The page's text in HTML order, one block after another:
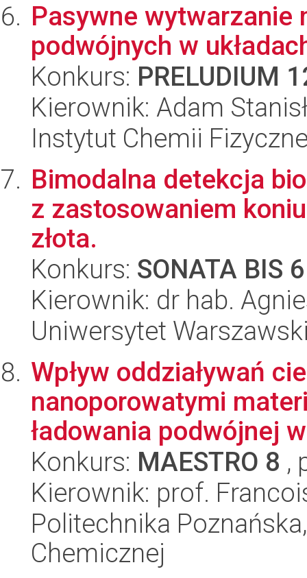
Pasywne wytwarzanie
podwójnych w
Konkurs: PRELUDIUM
Kierownik: Adam
Instytut Chemii
Bimodalna detekcja
z zastosowaniem
złota.
Konkurs: SONATA BIS 6
Kierownik: dr hab.
Uniwersytet
Wpływ oddziaływań
nanoporowatymi
ładowania podwójnej
Konkurs: MAESTRO 8 ,
Kierownik: prof.
Politechnika
Chemicznej